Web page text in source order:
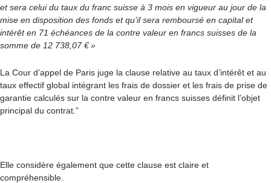
et sera celui du taux du franc suisse à 3 mois en vigueur au jour de la
mise en disposition des fonds et qu’il sera remboursé en capital et
intérêt en 71 échéances de la contre valeur en francs suisses de la
somme de 12 738,07 € »
La Cour d’appel de Paris juge la clause relative au taux d’intérêt et au
taux effectif global intégrant les frais de dossier et les frais de prise de
garantie calculés sur la contre valeur en francs suisses définit l’objet
principal du contrat.”
Elle considère également que cette clause est claire et
compréhensible.